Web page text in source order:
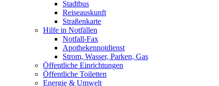
Stadtbus
Reiseauskunft
Straßenkarte
Hilfe in Notfällen
Notfall-Fax
Apothekennotdienst
Strom, Wasser, Parken, Gas
Öffentliche Einrichtungen
Öffentliche Toiletten
Energie & Umwelt